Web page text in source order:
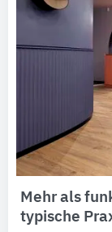
Mehr als
typische